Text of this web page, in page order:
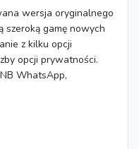
wersja oryginalnego
szeroką gamę nowych
z kilku opcji
opcji prywatności.
WhatsApp,